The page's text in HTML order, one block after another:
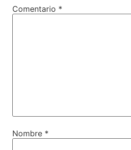
Comentario *
Nombre *